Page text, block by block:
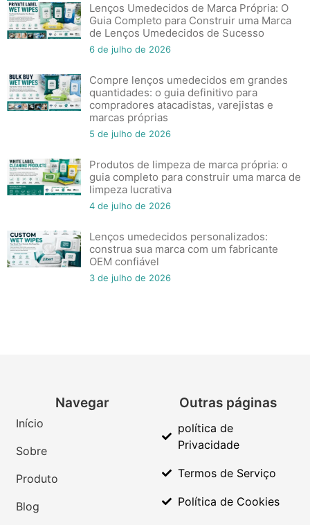
Lenços Umedecidos de Marca Própria: O
Guia Completo para Construir uma Marca
de Lenços Umedecidos de Sucesso
6 de julho de 2026
Compre lenços umedecidos em grandes
quantidades: o guia definitivo para
compradores atacadistas, varejistas e
marcas próprias
5 de julho de 2026
Produtos de limpeza de marca própria: o
guia completo para construir uma marca de
limpeza lucrativa
4 de julho de 2026
Lenços umedecidos personalizados:
construa sua marca com um fabricante
OEM confiável
3 de julho de 2026
Navegar
Início
Sobre
Produto
Blog
Outras páginas
política de
Privacidade
Termos de Serviço
Política de Cookies